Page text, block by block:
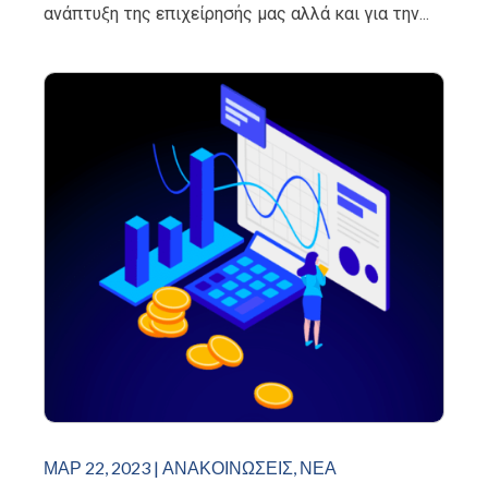
ανάπτυξη της επιχείρησής μας αλλά και για την...
ΜΑΡ 22, 2023 | ΑΝΑΚΟΙΝΏΣΕΙΣ, ΝΈΑ